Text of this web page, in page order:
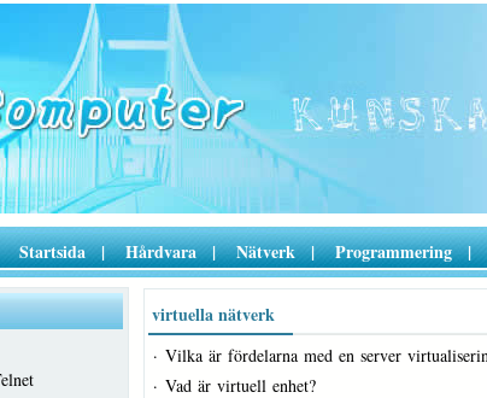
Startsida | Hårdvara | Nätverk | Programmering |
virtuella nätverk
· Vilka är fördelarna med en server
· Vad är virtuell enhet?